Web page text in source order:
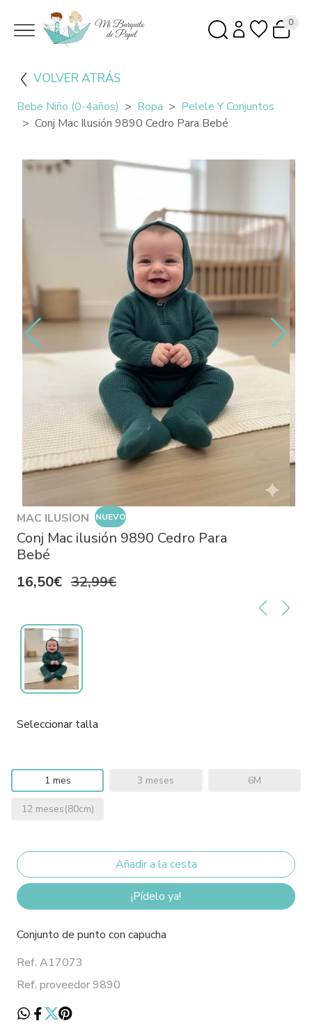
0
VOLVER ATRÁS
Bebe Niño (0-4años) Ropa
Pelele Y Conjuntos
Conj Mac Ilusión 9890 Cedro Para Bebé
MAC ILUSION NUEVO
Conj Mac ilusión 9890 Cedro Para
Bebé
16,50€ 32,99€
Seleccionar talla
1 mes 3 meses 6M
12 meses(80cm)
¡Pídelo ya!
Conjunto de punto con capucha
Ref. A17073
Ref. proveedor 9890